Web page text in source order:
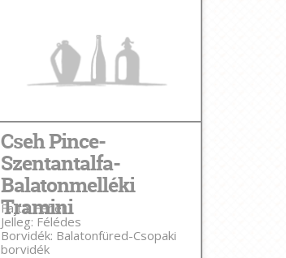
Cseh Pince-
Szentantalfa-
Balatonmelléki
Tramini
Fajta: Fehér
Jelleg: Félédes
Borvidék: Balatonfüred-Csopaki
borvidék